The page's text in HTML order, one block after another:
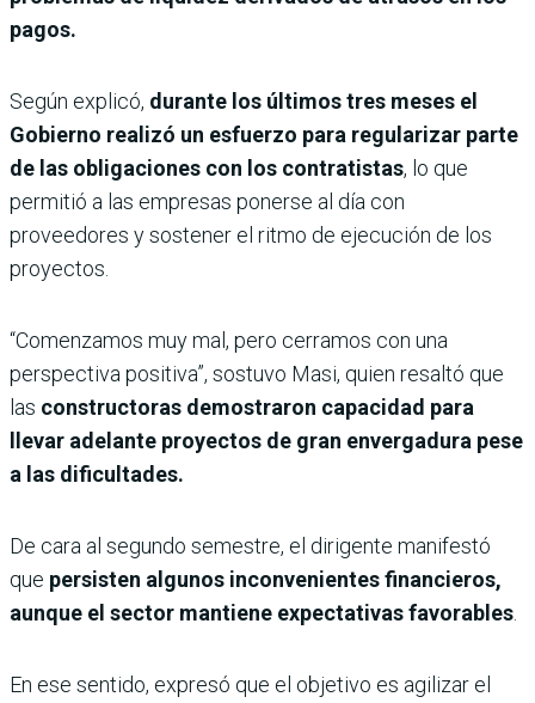
pagos.
Según explicó, durante los últimos tres meses el
Gobierno realizó un esfuerzo para regularizar parte
de las obligaciones con los contratistas, lo que
permitió a las empresas ponerse al día con
proveedores y sostener el ritmo de ejecución de los
proyectos.
“Comenzamos muy mal, pero cerramos con una
perspectiva positiva”, sostuvo Masi, quien resaltó que
las constructoras demostraron capacidad para
llevar adelante proyectos de gran envergadura pese
a las dificultades.
De cara al segundo semestre, el dirigente manifestó
que persisten algunos inconvenientes financieros,
aunque el sector mantiene expectativas favorables
En ese sentido, expresó que el objetivo es agilizar el